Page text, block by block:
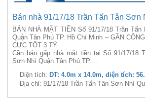
Bán nhà 91/17/18 Trần Tấn Tân Sơn
BÁN NHÀ MẶT TIỀN Số 91/17/18 Trần
Quận Tân Phú TP. Hồ Chí Minh – GẦN
CỰC TỐT 3 TỶ
Cần bán gấp nhà mặt tiền tại Số 91/17/18
Sơn Nhì Quận Tân Phú TP....
Diện tích: DT: 4.0m x 14.0m, diện tích:
Địa chỉ: 91/17/18 Trần Tấn Tân Sơn Nhì